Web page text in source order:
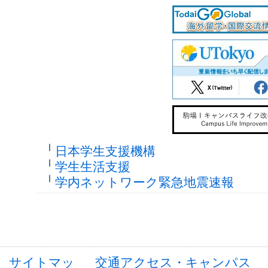
日本学生支援機構
学生生活支援
学内ネットワーク緊急地震速報
サイトマッ
交通アクセス・キャンパス